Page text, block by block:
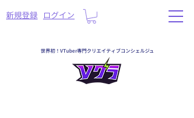
​新規登録 ログイン
世界初！VTuber専門クリエイティブコンシェルジュ